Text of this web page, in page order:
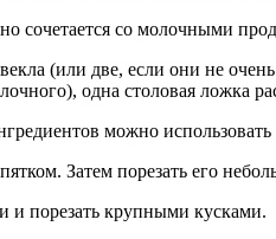
сочетается со молочными
(или две, если они не
одна столовая ложка
можно
Затем порезать его
и порезать крупными кусками.